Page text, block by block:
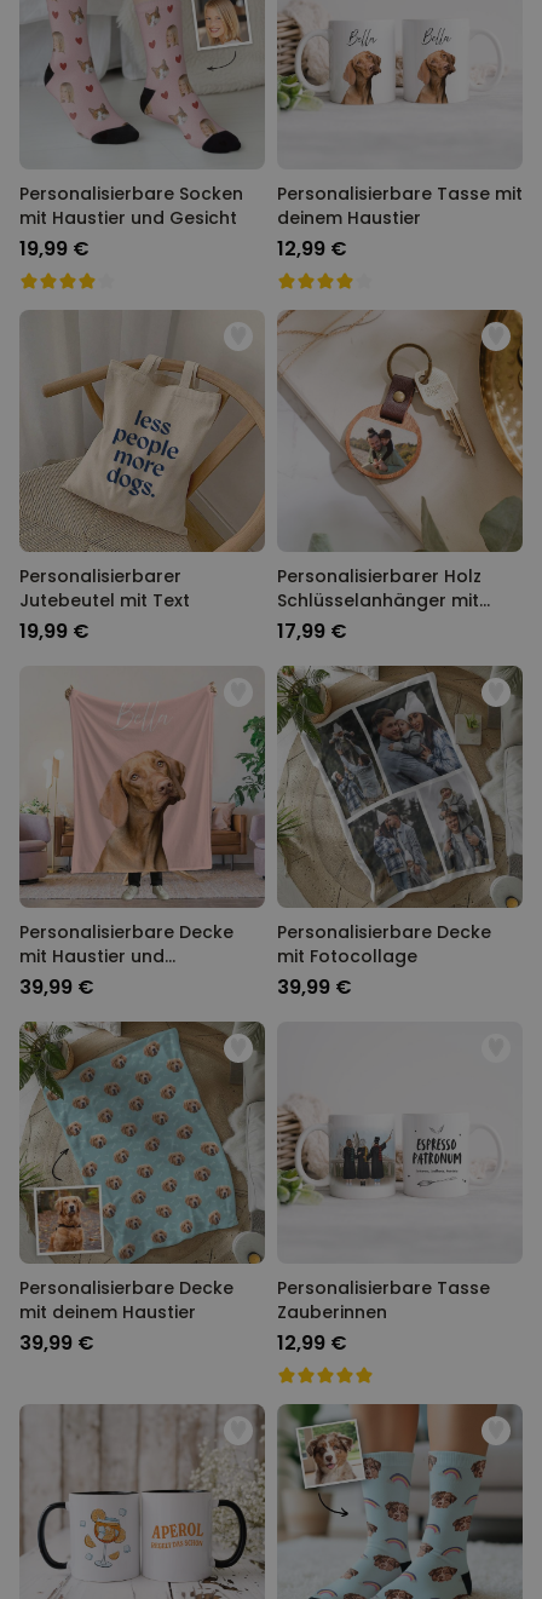
Personalisierbare Socken
mit Haustier und Gesicht
19,99 €
Personalisierbare Tasse mit
deinem Haustier
12,99 €
Personalisierbarer
Jutebeutel mit Text
19,99 €
Personalisierbarer Holz
Schlüsselanhänger mit
Foto
17,99 €
Personalisierbare Decke
mit Haustier und
Hintergrund
39,99 €
Personalisierbare Decke
mit Fotocollage
39,99 €
Personalisierbare Decke
mit deinem Haustier
39,99 €
Personalisierbare Tasse
Zauberinnen
12,99 €